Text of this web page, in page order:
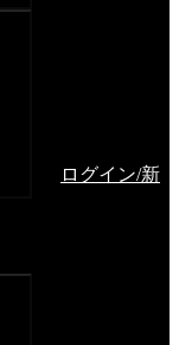
ログイン/新